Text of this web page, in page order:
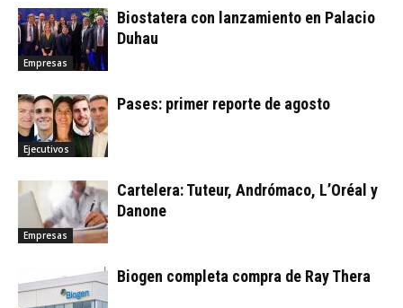
Empresas
Biostatera con lanzamiento en Palacio
Duhau
Ejecutivos
Pases: primer reporte de agosto
Empresas
Cartelera: Tuteur, Andrómaco, L’Oréal y
Danone
Biogen completa compra de Ray Thera